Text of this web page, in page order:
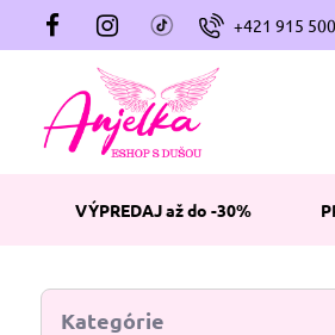
+421 915
VÝPREDAJ až do -30%
Kategórie